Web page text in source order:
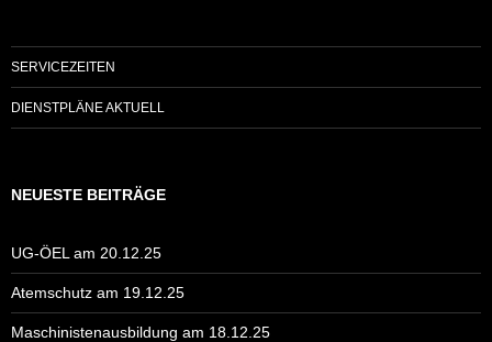
SERVICEZEITEN
DIENSTPLÄNE AKTUELL
NEUESTE BEITRÄGE
UG-ÖEL am 20.12.25
Atemschutz am 19.12.25
Maschinistenausbildung am 18.12.25